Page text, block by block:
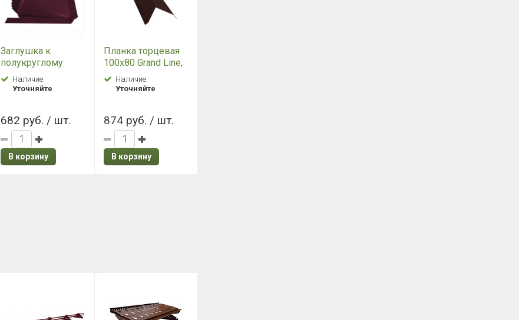
Заглушка к
полукруглому
коньку конусная
Grand Line, Satin
Наличие:
Уточняйте
682 руб. / шт.
В корзину
Планка торцевая
100х80 Grand Line,
SatinНаличие:
Уточняйте
874 руб. / шт.
В корзину